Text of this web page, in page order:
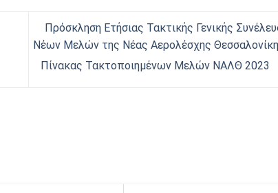
Πρόσκληση Ετήσιας Τακτικής Γενικής
Νέων Μελών της Νέας Αερολέσχης
Πίνακας Τακτοποιημένων Μελών ΝΑΛΘ 2023